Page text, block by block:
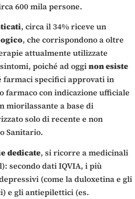
600 mila persone.
, circa il 34% riceve un
, che corrispondono a oltre
attualmente utilizzate
poiché ad ogginon esiste
farmaci specifici approvati in
farmaco con indicazione ufficiale
miorilassante a base di
solo di recente e non
Sanitario.
dedicate, si ricorre a medicinali
secondo dati IQVIA, i più
(come la duloxetina e gli
e gli antiepilettici (es.